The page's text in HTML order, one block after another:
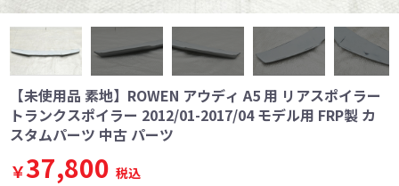
【未使用品 素地】ROWEN アウディ A5 用 リアスポイラー
トランクスポイラー 2012/01-2017/04 モデル用 FRP製 カ
スタムパーツ 中古 パーツ
￥37,800 税込